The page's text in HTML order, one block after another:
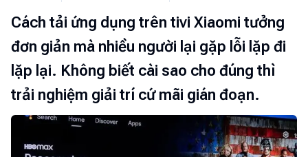
Cách tải ứng dụng trên tivi Xiaomi tưởng
đơn giản mà nhiều người lại gặp lỗi lặp đi
lặp lại. Không biết cài sao cho đúng thì
trải nghiệm giải trí cứ mãi gián đoạn.